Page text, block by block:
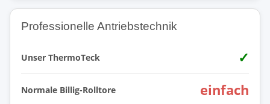
Professionelle Antriebstechnik
Unser ThermoTeck ✓
Normale Billig-Rolltore einfach